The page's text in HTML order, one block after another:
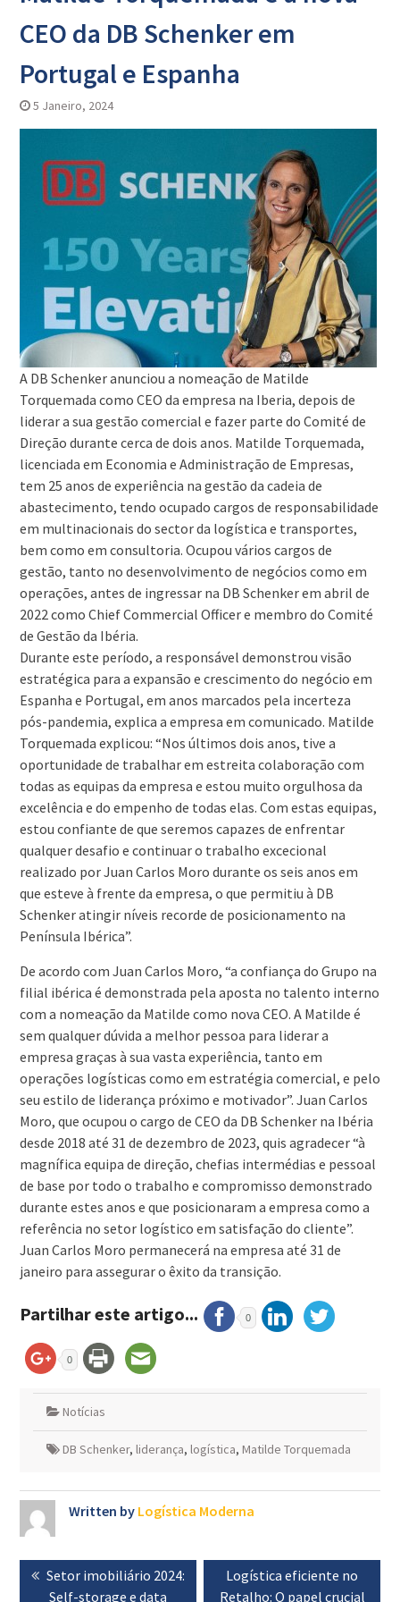
CEO da DB Schenker em
Portugal e Espanha
5 Janeiro, 2024
A DB Schenker anunciou a nomeação de Matilde
Torquemada como CEO da empresa na Iberia, depois de
liderar a sua gestão comercial e fazer parte do Comité de
Direção durante cerca de dois anos. Matilde Torquemada,
licenciada em Economia e Administração de Empresas,
tem 25 anos de experiência na gestão da cadeia de
abastecimento, tendo ocupado cargos de responsabilidade
em multinacionais do sector da logística e transportes,
bem como em consultoria. Ocupou vários cargos de
gestão, tanto no desenvolvimento de negócios como em
operações, antes de ingressar na DB Schenker em abril de
2022 como Chief Commercial Officer e membro do Comité
de Gestão da Ibéria.
Durante este período, a responsável demonstrou visão
estratégica para a expansão e crescimento do negócio em
Espanha e Portugal, em anos marcados pela incerteza
pós-pandemia, explica a empresa em comunicado. Matilde
Torquemada explicou: “Nos últimos dois anos, tive a
oportunidade de trabalhar em estreita colaboração com
todas as equipas da empresa e estou muito orgulhosa da
excelência e do empenho de todas elas. Com estas equipas,
estou confiante de que seremos capazes de enfrentar
qualquer desafio e continuar o trabalho excecional
realizado por Juan Carlos Moro durante os seis anos em
que esteve à frente da empresa, o que permitiu à DB
Schenker atingir níveis recorde de posicionamento na
Península Ibérica”.
De acordo com Juan Carlos Moro, “a confiança do Grupo na
filial ibérica é demonstrada pela aposta no talento interno
com a nomeação da Matilde como nova CEO. A Matilde é
sem qualquer dúvida a melhor pessoa para liderar a
empresa graças à sua vasta experiência, tanto em
operações logísticas como em estratégia comercial, e pelo
seu estilo de liderança próximo e motivador”. Juan Carlos
Moro, que ocupou o cargo de CEO da DB Schenker na Ibéria
desde 2018 até 31 de dezembro de 2023, quis agradecer “à
magnífica equipa de direção, chefias intermédias e pessoal
de base por todo o trabalho e compromisso demonstrado
durante estes anos e que posicionaram a empresa como a
referência no setor logístico em satisfação do cliente”.
Juan Carlos Moro permanecerá na empresa até 31 de
janeiro para assegurar o êxito da transição.
Partilhar este artigo... 0
0
Notícias
DB Schenker, liderança, logística, Matilde Torquemada
Written by Logística Moderna
Navegação
de Previous
post:
Setor imobiliário 2024:
Self-storage e data
Next
post:
Logística eficiente no
Retalho: O papel crucial